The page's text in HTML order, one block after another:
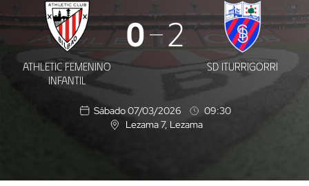
Athletic
Femenino
Infantil
ATHLETIC FEMENINO
INFANTIL
0 2
SD ITURRIGORRI
Sábado 07/03/2026
09:30
U
Lezama 7, Lezama